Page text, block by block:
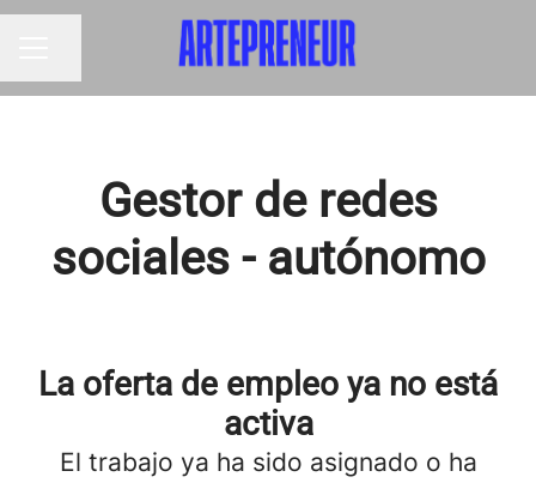
Compartir página
Gestor de redes
sociales - autónomo
La oferta de empleo ya no está
activa
El trabajo ya ha sido asignado o ha